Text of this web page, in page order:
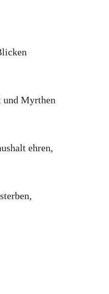
und Myrthen
ehren,